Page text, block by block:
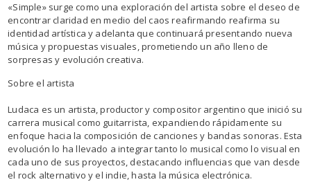
«Simple» surge como una exploración del artista sobre el deseo de
encontrar claridad en medio del caos reafirmando reafirma su
identidad artística y adelanta que continuará presentando nueva
música y propuestas visuales, prometiendo un año lleno de
sorpresas y evolución creativa.
Sobre el artista
Ludaca es un artista, productor y compositor argentino que inició su
carrera musical como guitarrista, expandiendo rápidamente su
enfoque hacia la composición de canciones y bandas sonoras. Esta
evolución lo ha llevado a integrar tanto lo musical como lo visual en
cada uno de sus proyectos, destacando influencias que van desde
el rock alternativo y el indie, hasta la música electrónica.